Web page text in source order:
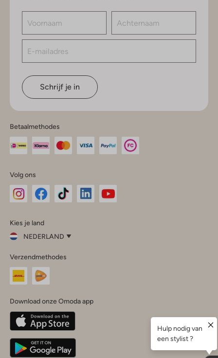
Schrijf je in
Betaalmethodes
Volg ons
InstagramFacebook
Kies je land
NEDERLAND
je
land
Nederland
Belgique(Français)
Deutschland
Verzendmethodes
Download onze Omoda app